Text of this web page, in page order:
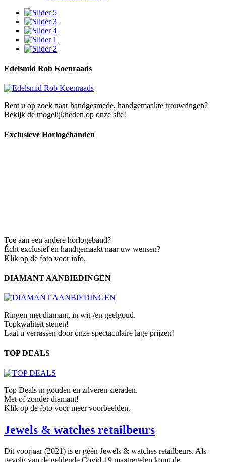
Edelsmid Rob Koenraads
Bent u op zoek naar handgesmede, handgemaakte trouwringen?
Bekijk de mogelijkheden op onze site!
Exclusieve Horlogebanden
Toe aan een andere horlogeband?
Écht exclusief én handgemaakt naar uw wensen?
Klik op de foto voor info.
DIAMANT AANBIEDINGEN
Ringen met diamant, in wit-/en geelgoud.
Topkwaliteit stenen!
Laat u verrassen door onze spectaculaire lage prijzen!
TOP DEALS
Top Deals in gouden en zilveren sieraden.
Met of zonder diamant!
Klik op de foto voor meer voorbeelden.
Jewels & watches retailbeurs
Dit voorjaar (2021) is er géén Jewels & watches retailbeurs. Als
gevolg van de geldende Covid-19 maatregelen komt de